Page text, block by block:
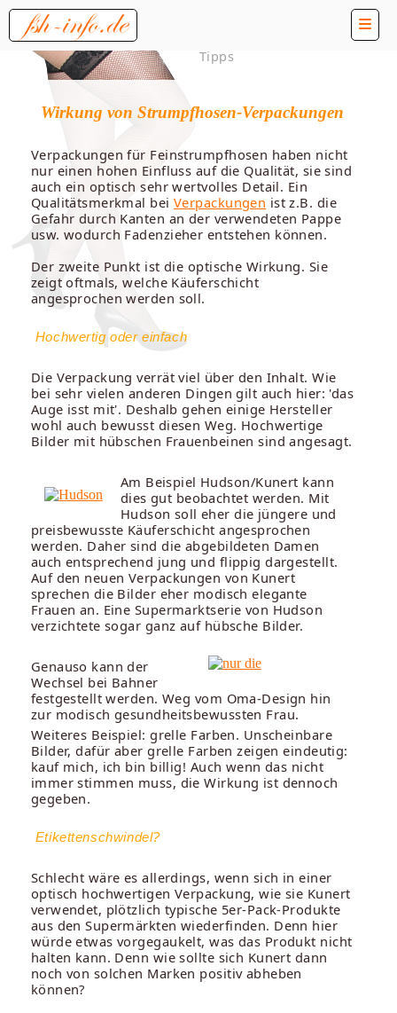
Tipps
Wirkung von Strumpfhosen-Verpackungen
Verpackungen für Feinstrumpfhosen haben nicht
nur einen hohen Einfluss auf die Qualität, sie sind
auch ein optisch sehr wertvolles Detail. Ein
Qualitätsmerkmal beiVerpackungen ist z.B. die
Gefahr durch Kanten an der verwendeten Pappe
usw. wodurch Fadenzieher entstehen können.
Der zweite Punkt ist die optische Wirkung. Sie
zeigt oftmals, welche Käuferschicht
angesprochen werden soll.
Hochwertig oder einfach
Die Verpackung verrät viel über den Inhalt. Wie
bei sehr vielen anderen Dingen gilt auch hier: 'das
Auge isst mit'. Deshalb gehen einige Hersteller
wohl auch bewusst diesen Weg. Hochwertige
Bilder mit hübschen Frauenbeinen sind angesagt.
Am Beispiel Hudson/Kunert kann
dies gut beobachtet werden. Mit
Hudson soll eher die jüngere und
preisbewusste Käuferschicht angesprochen
werden. Daher sind die abgebildeten Damen
auch entsprechend jung und flippig dargestellt.
Auf den neuen Verpackungen von Kunert
sprechen die Bilder eher modisch elegante
Frauen an. Eine Supermarktserie von Hudson
verzichtete sogar ganz auf hübsche Bilder.
Genauso kann der
Wechsel bei Bahner
festgestellt werden. Weg vom Oma-Design hin
zur modisch gesundheitsbewussten Frau.
Weiteres Beispiel: grelle Farben. Unscheinbare
Bilder, dafür aber grelle Farben zeigen eindeutig:
kauf mich, ich bin billig! Auch wenn das nicht
immer stimmen muss, die Wirkung ist dennoch
gegeben.
Etikettenschwindel?
Schlecht wäre es allerdings, wenn sich in einer
optisch hochwertigen Verpackung, wie sie Kunert
verwendet, plötzlich typische 5er-Pack-Produkte
aus den Supermärkten wiederfinden. Denn hier
würde etwas vorgegaukelt, was das Produkt nicht
halten kann. Denn wie sollte sich Kunert dann
noch von solchen Marken positiv abheben
können?